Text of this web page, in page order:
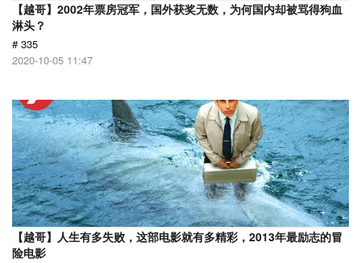
【越哥】2002年票房冠军，国外获奖无数，为何国内却被骂得狗血
淋头？
# 335
2020-10-05 11:47
【越哥】人生有多失败，这部电影就有多精彩，2013年最励志的冒
险电影